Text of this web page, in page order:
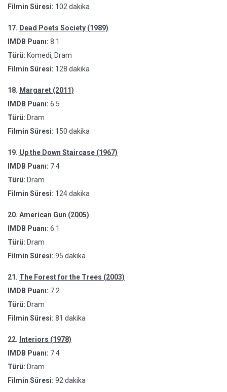
Filmin Süresi: 102 dakika
17. Dead Poets Society (1989)
IMDB Puanı: 8.1
Türü: Komedi, Dram
Filmin Süresi: 128 dakika
18. Margaret (2011)
IMDB Puanı: 6.5
Türü: Dram
Filmin Süresi: 150 dakika
19. Up the Down Staircase (1967)
IMDB Puanı: 7.4
Türü: Dram
Filmin Süresi: 124 dakika
20. American Gun (2005)
IMDB Puanı: 6.1
Türü: Dram
Filmin Süresi: 95 dakika
21. The Forest for the Trees (2003)
IMDB Puanı: 7.2
Türü: Dram
Filmin Süresi: 81 dakika
22. Interiors (1978)
IMDB Puanı: 7.4
Türü: Dram
Filmin Süresi: 92 dakika